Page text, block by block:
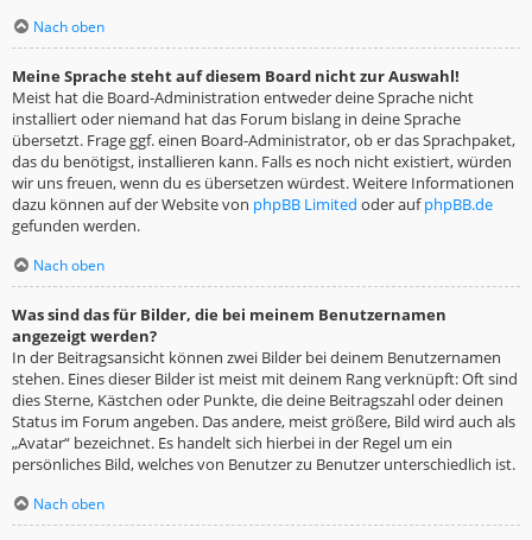
Nach oben
Meine Sprache steht auf diesem Board nicht zur Auswahl!
Meist hat die Board-Administration entweder deine Sprache nicht
installiert oder niemand hat das Forum bislang in deine Sprache
übersetzt. Frage ggf. einen Board-Administrator, ob er das Sprachpaket,
das du benötigst, installieren kann. Falls es noch nicht existiert, würden
wir uns freuen, wenn du es übersetzen würdest. Weitere Informationen
dazu können auf der Website von phpBB Limited oder aufphpBB.de
gefunden werden.
Nach oben
Was sind das für Bilder, die bei meinem Benutzernamen
angezeigt werden?
In der Beitragsansicht können zwei Bilder bei deinem Benutzernamen
stehen. Eines dieser Bilder ist meist mit deinem Rang verknüpft: Oft sind
dies Sterne, Kästchen oder Punkte, die deine Beitragszahl oder deinen
Status im Forum angeben. Das andere, meist größere, Bild wird auch als
„Avatar“ bezeichnet. Es handelt sich hierbei in der Regel um ein
persönliches Bild, welches von Benutzer zu Benutzer unterschiedlich ist.
Nach oben